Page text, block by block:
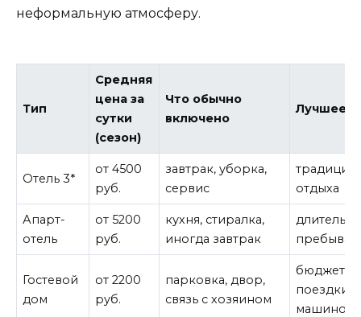
неформальную атмосферу.
Тип
Средняя
цена за
сутки
(сезон)
Что обычно
включено
Лучшее
Отель 3*
от 4500
руб.
завтрак, уборка,
сервис
отдыха
Апарт-
отель
от 5200
руб.
кухня, стиралка,
иногда завтрак
Гостевой
дом
от 2200
руб.
парковка, двор,
связь с хозяином
поездки с
машиной